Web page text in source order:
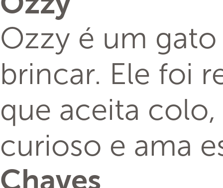
Ozzy é um
brincar. Ele foi
que aceita
curioso e ama
Chaves